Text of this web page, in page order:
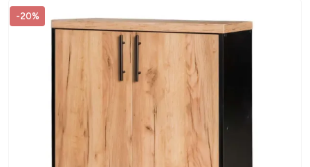
-20%